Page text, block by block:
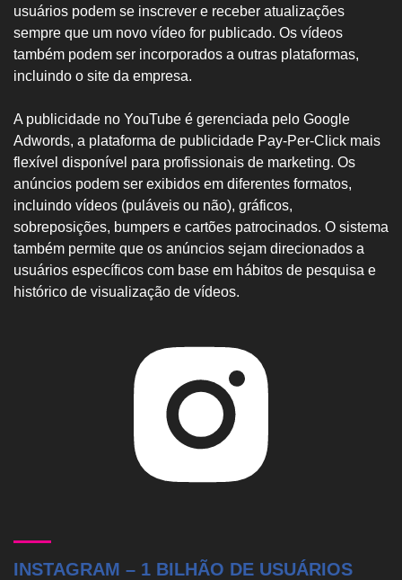
usuários podem se inscrever e receber atualizações
sempre que um novo vídeo for publicado. Os vídeos
também podem ser incorporados a outras plataformas,
incluindo o site da empresa.
A publicidade no YouTube é gerenciada pelo Google
Adwords, a plataforma de publicidade Pay-Per-Click mais
flexível disponível para profissionais de marketing. Os
anúncios podem ser exibidos em diferentes formatos,
incluindo vídeos (puláveis ou não), gráficos,
sobreposições, bumpers e cartões patrocinados. O sistema
também permite que os anúncios sejam direcionados a
usuários específicos com base em hábitos de pesquisa e
histórico de visualização de vídeos.
INSTAGRAM – 1 BILHÃO DE USUÁRIOS